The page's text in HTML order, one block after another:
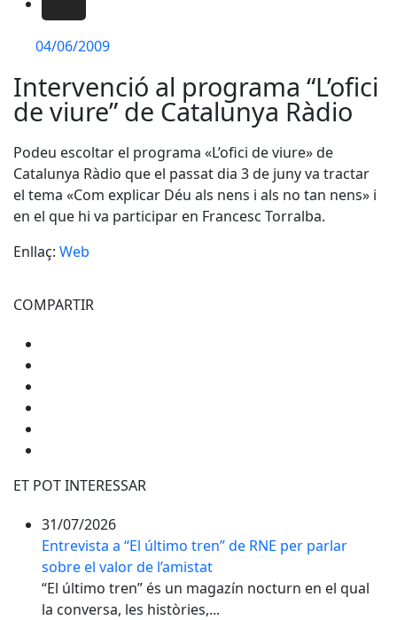
04/06/2009
Intervenció al programa “L’ofici
de viure” de Catalunya Ràdio
Podeu escoltar el programa «L’ofici de viure» de
Catalunya Ràdio que el passat dia 3 de juny va tractar
el tema «Com explicar Déu als nens i als no tan nens» i
en el que hi va participar en Francesc Torralba.
Enllaç: Web
COMPARTIR
ET POT INTERESSAR
31/07/2026
Entrevista a “El último tren” de RNE per parlar
sobre el valor de l’amistat
“El último tren” és un magazín nocturn en el qual
la conversa, les històries,...